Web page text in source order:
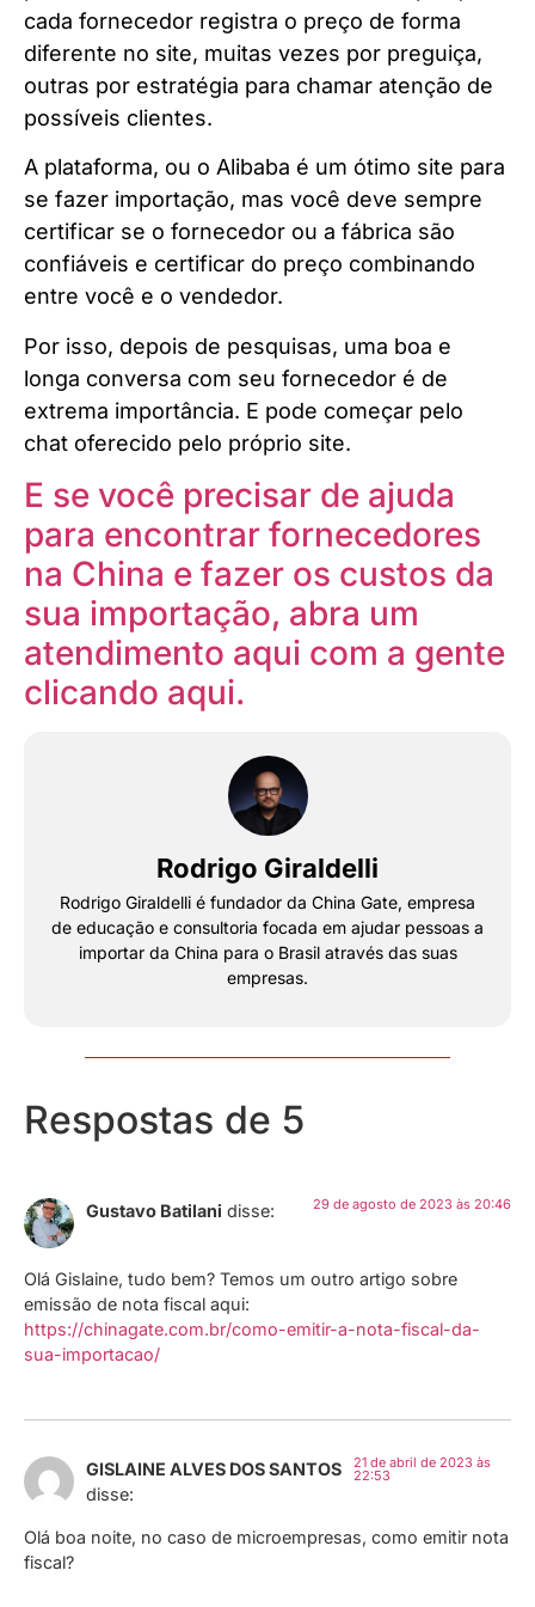
cada fornecedor registra o preço de forma
diferente no site, muitas vezes por preguiça,
outras por estratégia para chamar atenção de
possíveis clientes.
A plataforma, ou o Alibaba é um ótimo site para
se fazer importação, mas você deve sempre
certificar se o fornecedor ou a fábrica são
confiáveis e certificar do preço combinando
entre você e o vendedor.
Por isso, depois de pesquisas, uma boa e
longa conversa com seu fornecedor é de
extrema importância. E pode começar pelo
chat oferecido pelo próprio site.
E se você precisar de ajuda
para encontrar fornecedores
na China e fazer os custos da
sua importação, abra um
atendimento aqui com a gente
clicando aqui.
Rodrigo Giraldelli
Rodrigo Giraldelli é fundador da China Gate, empresa
de educação e consultoria focada em ajudar pessoas a
importar da China para o Brasil através das suas
empresas.
Respostas de 5
Gustavo Batilani disse: 29 de agosto de 2023 às 20:46
Olá Gislaine, tudo bem? Temos um outro artigo sobre
emissão de nota fiscal aqui:
https://chinagate.com.br/como-emitir-a-nota-fiscal-da-
sua-importacao/
GISLAINE ALVES DOS SANTOS
disse:
21 de abril de 2023 às
22:53
Olá boa noite, no caso de microempresas, como emitir nota
fiscal?